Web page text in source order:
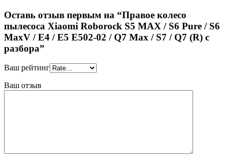
Оставь отзыв первым на “Правое колесо
пылесоса Xiaomi Roborock S5 MAX / S6 Pure / S6
MaxV / E4 / E5 E502-02 / Q7 Max / S7 / Q7 (R) с
разбора”
Ваш рейтинг
Ваш отзыв